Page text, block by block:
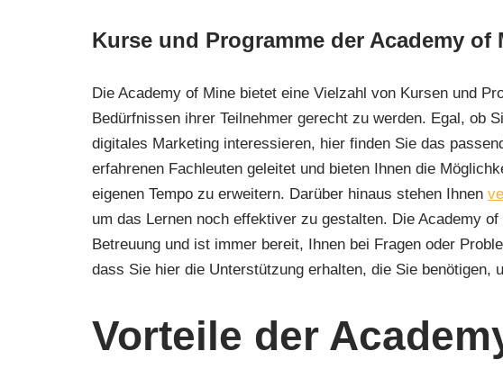
Kurse und Programme der Academy of
Die Academy of Mine bietet eine Vielzahl von Kursen und
Bedürfnissen ihrer Teilnehmer gerecht zu werden. Egal, ob
digitales Marketing interessieren, hier finden Sie das
erfahrenen Fachleuten geleitet und bieten Ihnen die
eigenen Tempo zu erweitern. Darüber hinaus stehen Ihnen
um das Lernen noch effektiver zu gestalten. Die Academy
Betreuung und ist immer bereit, Ihnen bei Fragen oder
dass Sie hier die Unterstützung erhalten, die Sie benötigen,
Vorteile der